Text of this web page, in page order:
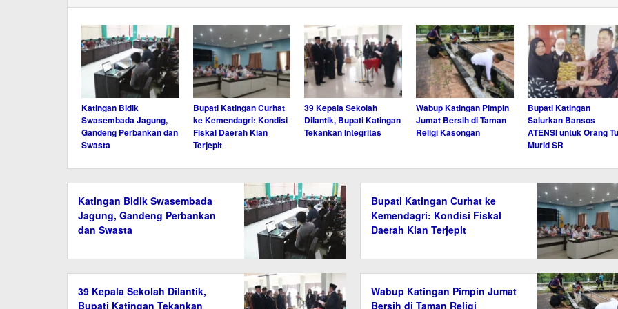
Katingan Bidik
Swasembada Jagung,
Gandeng Perbankan dan
Swasta
Bupati Katingan Curhat
ke Kemendagri: Kondisi
Fiskal Daerah Kian
Terjepit
39 Kepala Sekolah
Dilantik, Bupati Katingan
Tekankan Integritas
Wabup Katingan Pimpin
Jumat Bersih di Taman
Religi Kasongan
Bupati Katingan
Salurkan Bansos
ATENSI untuk Orang
Murid SR
Katingan Bidik Swasembada
Jagung, Gandeng Perbankan
dan Swasta
Bupati Katingan Curhat ke
Kemendagri: Kondisi Fiskal
Daerah Kian Terjepit
39 Kepala Sekolah Dilantik,
Bupati Katingan Tekankan
Wabup Katingan Pimpin Jumat
Bersih di Taman Religi